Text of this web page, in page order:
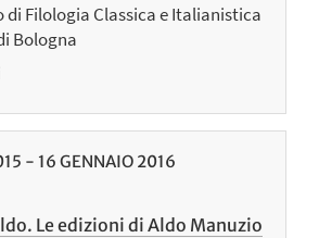
Filologia Classica e Italianistica
Bologna
- 16 GENNAIO 2016
Le edizioni di Aldo Manuzio